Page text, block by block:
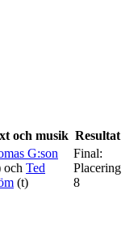
och musik Resultat
G:son
och Ted
(t)
Final:
Placering
8